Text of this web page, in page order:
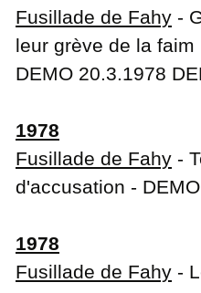
Fusillade de Fahy -
leur grève de la faim
DEMO 20.3.1978
1978
Fusillade de Fahy -
d'accusation -
1978
Fusillade de Fahy -